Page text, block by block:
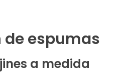
espumas
a medida